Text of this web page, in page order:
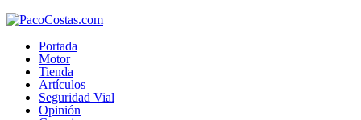
Portada
Motor
Tienda
Artículos
Seguridad Vial
Opinión